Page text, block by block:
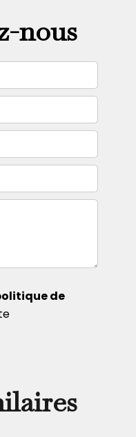
nous
de